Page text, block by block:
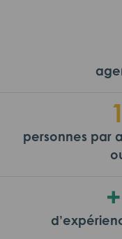
personnes par